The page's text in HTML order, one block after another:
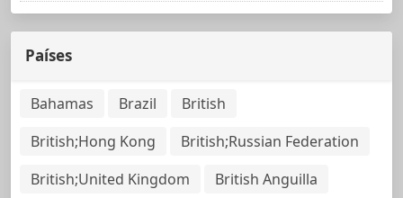
Países
Bahamas Brazil
British
British;Hong Kong
British;Russian Federation
British;United Kingdom
British Anguilla